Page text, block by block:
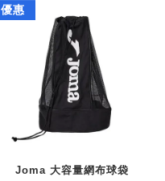
優惠
Joma 大容量網布球袋